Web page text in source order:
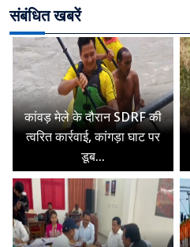
संबंधित खबरें
कांवड़ मेले के दौरान SDRF की
त्वरित कार्रवाई, कांगड़ा घाट पर
डूब...